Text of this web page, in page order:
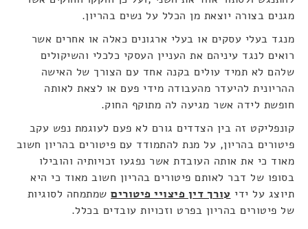
מגנים בצורה יוצאת מן הכלל על נשים בהריון.
מנגד בעלי עסקים או בעלי ארגונים כאלה או אחרים אשר
רואים לנגד עיניהם את העניין העסקי כלכלי והשיקולים
שלהם לא תמיד עולים בקנה אחד עם הצורך של האישה
ההריונית להיעדר מהעבודה מידי פעם או לצאת לאותה
חופשת לידה אשר מגיעה לה מתוקף החוק.
קונפליקט זה בין הצדדים גורם לא פעם לעוגמת נפש עקב
פיטורים בהריון, על מנת להתמודד עם פיטורים בהריון חשוב
מאוד כי את אותה העובדת אשר נפגעו זכויותיה והובילו
בסופו של דבר לאותם פיטורים בהריון חשוב מאוד כי היא
תיוצג על ידי עורך דין פיצויי פיטורים שמתמחה לסוגיות
של פיטורים בהריון בפרט וזכויות עובדים בכלל.